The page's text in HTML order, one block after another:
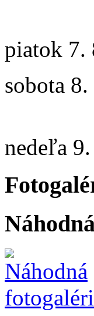
piatok 7.
sobota 8.
nedeľa